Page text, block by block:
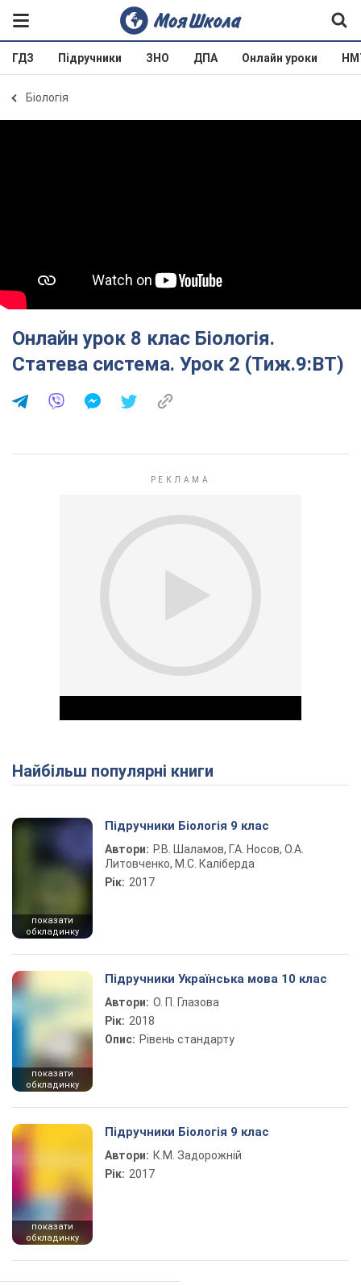
ГДЗ Підручники ЗНО ДПА Онлайн уроки
Біологія
Онлайн урок 8 клас Біологія.
Статева система. Урок 2 (Тиж.9:ВТ)
Play Video
Найбільш популярні книги
показати
обкладинку
Підручники Біологія 9 клас
Автори: Р.В. Шаламов, Г.А. Носов, О.А.
Литовченко, М.С. Каліберда
Рік: 2017
показати
обкладинку
Підручники Українська мова 10 клас
Автори: О. П. Глазова
Рік: 2018
Опис: Рівень стандарту
показати
обкладинку
Підручники Біологія 9 клас
Автори: К.М. Задорожній
Рік: 2017